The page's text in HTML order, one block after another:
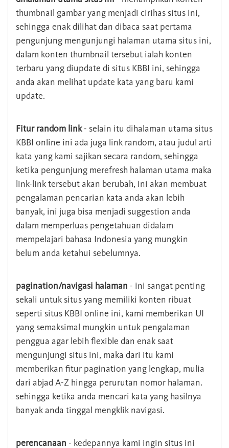
thumbnail gambar yang menjadi cirihas situs ini,
sehingga enak dilihat dan dibaca saat pertama
pengunjung mengunjungi halaman utama situs ini,
dalam konten thumbnail tersebut ialah konten
terbaru yang diupdate di situs KBBI ini, sehingga
anda akan melihat update kata yang baru kami
update.
Fitur random link- selain itu dihalaman utama situs
KBBI online ini ada juga link random, atau judul arti
kata yang kami sajikan secara random, sehingga
ketika pengunjung merefresh halaman utama maka
link-link tersebut akan berubah, ini akan membuat
pengalaman pencarian kata anda akan lebih
banyak, ini juga bisa menjadi suggestion anda
dalam memperluas pengetahuan didalam
mempelajari bahasa Indonesia yang mungkin
belum anda ketahui sebelumnya.
pagination/navigasi halaman - ini sangat penting
sekali untuk situs yang memiliki konten ribuat
seperti situs KBBI online ini, kami memberikan UI
yang semaksimal mungkin untuk pengalaman
penggua agar lebih flexible dan enak saat
mengunjungi situs ini, maka dari itu kami
memberikan fitur pagination yang lengkap, mulia
dari abjad A-Z hingga perurutan nomor halaman.
sehingga ketika anda mencari kata yang hasilnya
banyak anda tinggal mengklik navigasi.
perencanaan - kedepannya kami ingin situs ini